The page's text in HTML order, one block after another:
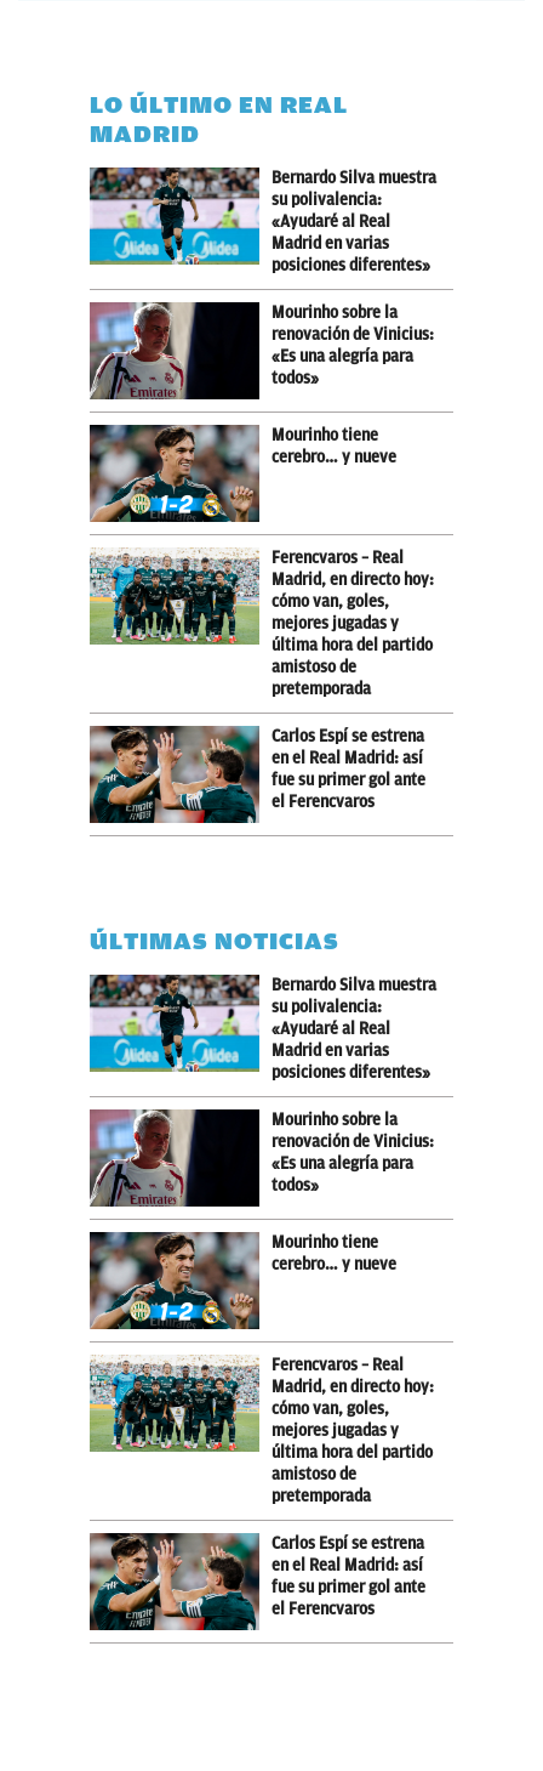
LO ÚLTIMO EN REAL
MADRID
Bernardo Silva muestra
su polivalencia:
«Ayudaré al Real
Madrid en varias
posiciones diferentes»
Mourinho sobre la
renovación de Vinicius:
«Es una alegría para
todos»
Mourinho tiene
cerebro… y nueve
Ferencvaros – Real
Madrid, en directo hoy:
cómo van, goles,
mejores jugadas y
última hora del partido
amistoso de
pretemporada
Carlos Espí se estrena
en el Real Madrid: así
fue su primer gol ante
el Ferencvaros
ÚLTIMAS NOTICIAS
Bernardo Silva muestra
su polivalencia:
«Ayudaré al Real
Madrid en varias
posiciones diferentes»
Mourinho sobre la
renovación de Vinicius:
«Es una alegría para
todos»
Mourinho tiene
cerebro… y nueve
Ferencvaros – Real
Madrid, en directo hoy:
cómo van, goles,
mejores jugadas y
última hora del partido
amistoso de
pretemporada
Carlos Espí se estrena
en el Real Madrid: así
fue su primer gol ante
el Ferencvaros